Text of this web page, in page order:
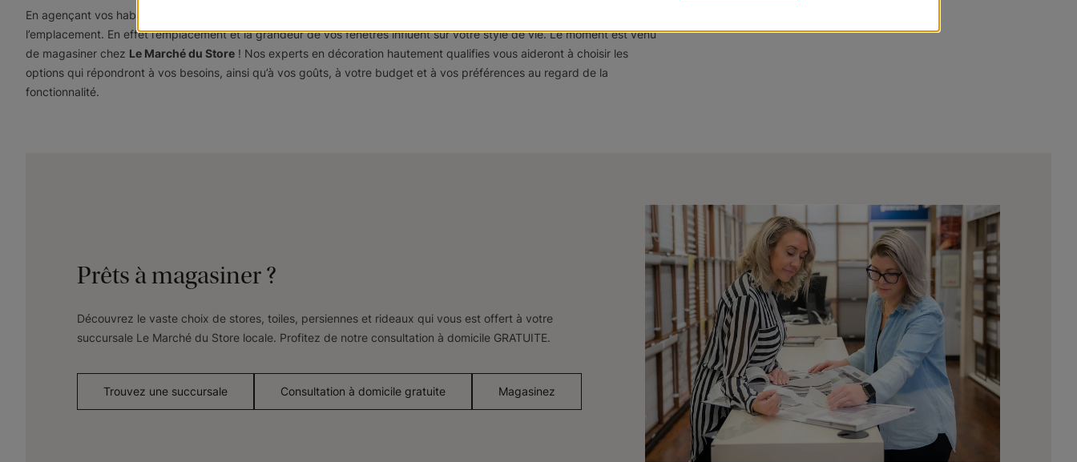
En agençant vos habillages de fenêtre, n'oubliez pas le rôle joué par la fonctionnalité – surtout au regard de
l’emplacement. En effet l’emplacement et la grandeur de vos fenêtres influent sur votre style de vie. Le moment est venu
de magasiner chez Le Marché du Store ! Nos experts en décoration hautement qualifies vous aideront à choisir les
options qui répondront à vos besoins, ainsi qu’à vos goûts, à votre budget et à vos préférences au regard de la
fonctionnalité.
Prêts à magasiner ?
Découvrez le vaste choix de stores, toiles, persiennes et rideaux qui vous est offert à votre
succursale Le Marché du Store locale. Profitez de notre consultation à domicile GRATUITE.
Trouvez une succursale Consultation à domicile gratuite Magasinez